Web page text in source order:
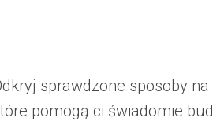
sprawdzone sposoby
pomogą ci świadomie